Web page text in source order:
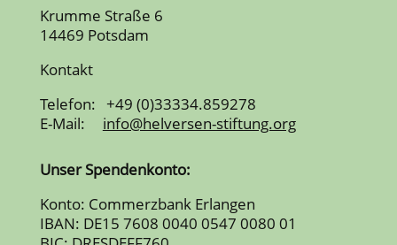
Krumme Straße 6
14469 Potsdam
Kontakt
Telefon: +49 (0)33334.859278
E-Mail:
info@helversen-stiftung.org
Unser Spendenkonto:
Konto: Commerzbank Erlangen
IBAN: DE15 7608 0040 0547 0080 01